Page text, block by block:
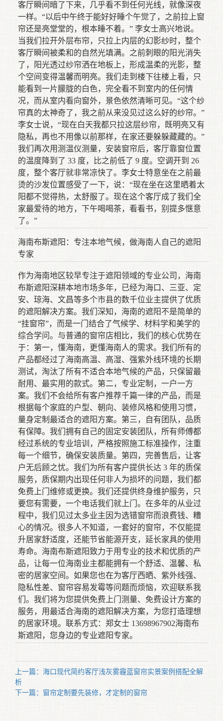
客厅瞬间暗了下来，几乎看不到任何光线，就像深夜
一样。“以后中午终于能好好睡个午觉了，之前拉上窗
帘还是亮堂堂的，根本睡不着。” 李女士高兴地说。
当我们拉开外层布帘，只拉上内层的幻影纱时，整个
客厅瞬间被柔和的自然光填满。之前刺眼的阳光消失
了，阳光透过纱帘洒在地板上，形成温柔的光影，整
个空间变得温馨而明亮。我们走到楼下往楼上看，只
能看到一片朦胧的白色，完全看不到室内的任何情
况，而从室内看向窗外，景色依然清晰可见。“这个纱
帘真的太神奇了，我之前从来没见过这么好的纱帘。”
李女士说，“现在白天我都只拉这层纱帘，既明亮又有
隐私，再也不用像以前那样，在家还要躲躲藏藏的。”
我们再次用测温仪测量，安装窗帘后，客厅靠窗位置
的温度降到了 33 度，比之前低了 9 度。空调开到 26
度，整个客厅就非常凉快了。李女士特意坐在之前最
烫的沙发位置感受了一下，说：“现在坐在这里晒着太
阳都不觉得热，太舒服了。现在这个客厅成了我们全
家最爱待的地方，下午喝喝茶，看看书，别提多惬意
了。”
海南布斯遮阳：专注本地气候，做海南人自己的遮阳
专家
作为海南地区较早专注于遮阳领域的专业公司，海南
布斯遮阳深耕本地市场多年，已经为海口、三亚、定
安、琼海、文昌等多个市县的数千位业主提供了优质
的遮阳解决方案。我们深知，海南的遮阳不是简单的
“挂窗帘”，而是一门结合了气候学、材料学和美学的
综合学问。与普通的窗帘店相比，我们的核心优势在
于：第一，懂海南，更懂海南人的需求。我们所有的
产品都经过了海南高温、高湿、强紫外线环境的长期
测试，淘汰了所有不适合本地气候的产品，只保留最
耐用、最实用的款式。第二，专业定制，一户一方
案。我们不会给所有客户推荐千篇一律的产品，而是
根据每个家庭的户型、朝向、装修风格和使用习惯，
量身定制最适合的遮阳方案。第三，自有团队，品质
有保障。我们拥有自己的固定安装团队，所有师傅都
经过系统的专业培训，严格按照施工标准操作，注重
每一个细节，确保安装质量。第四，完善售后，让客
户无后顾之忧。我们为所有客户提供长达 3 年的质保
服务，质保期内出现任何非人为损坏的问题，我们都
免费上门维修或更换。我们还提供终身维护服务，只
要您有需要，一个电话我们就上门。在多年的从业过
程中，我们见过太多业主因为选错窗帘而浪费钱、糟
心的情况。很多人不知道，一套好的窗帘，不仅能提
升居家舒适度，还能节省能源开支，延长家具的使用
寿命。海南布斯遮阳致力于用专业的技术和优质的产
品，让每一位海南业主都能拥有一个舒适、温馨、私
密的居家空间。如果您也在为客厅西晒、紫外线强、
隐私性差、窗帘容易发霉等问题而烦恼，欢迎联系我
们。我们将为您提供免费上门测量、免费设计方案的
服务，用最适合海南的遮阳解决方案，为您打造理想
的居家环境。联系方式：郑女士 13698967902海南布
斯遮阳，您身边的专业遮阳专家。
上一篇：海口现代简约客厅浅灰雾霾蓝窗帘实景案例搭配全解
析
下一篇：窗帘定制要先装修，才定制的窗帘